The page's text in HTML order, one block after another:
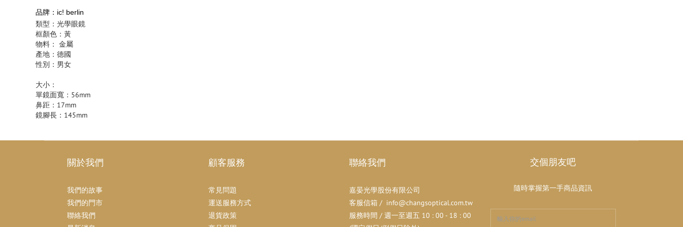
品牌：ic! berlin
類型：光學眼鏡
框顏色：黃
物料： 金屬
產地：德國
性別：男女
大小：
單鏡面寬：56mm
鼻距：17mm
鏡腳長：145mm
關於我們
我們的故事
我們的門市
聯絡我們
顧客服務
常見問題
運送服務方式
退貨政策
聯絡我們
嘉晏光學股份有限公司
客服信箱 / info@changsoptical.com.tw
服務時間 / 週一至週五 10 : 00 - 18 : 00
交個朋友吧
隨時掌握第一手商品資訊